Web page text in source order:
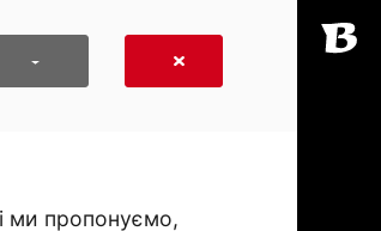
ми пропонуємо,